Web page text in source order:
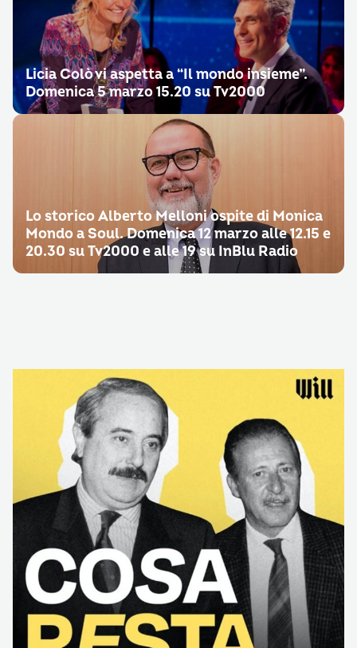
Licia Colò vi aspetta a “Il mondo insieme”.
Domenica 5 marzo 15.20 su Tv2000
Lo storico Alberto Melloni ospite di Monica
Mondo a Soul. Domenica 12 marzo alle 12.15 e
20.30 su Tv2000 e alle 19 su InBlu Radio